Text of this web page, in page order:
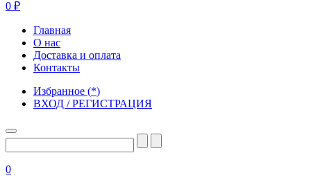
0 ₽
Главная
О нас
Доставка и оплата
Контакты
Избранное (*)
ВХОД / РЕГИСТРАЦИЯ
0